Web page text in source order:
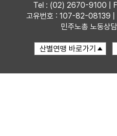
Tel : (02) 2670-9100 |
고유번호 : 107-82-08139
민주노총 노동상